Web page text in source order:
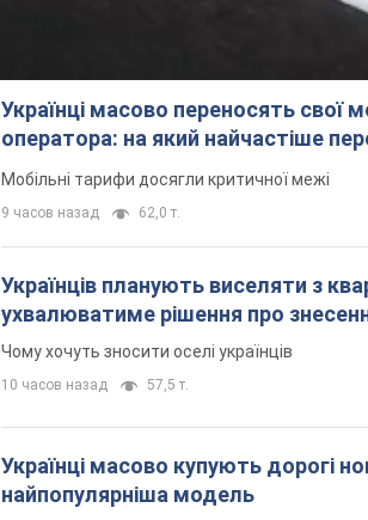
Українці масово переносять свої
оператора: на який найчастіше
Мобільні тарифи досягли критичної межі
9 часов назад 62,0 т.
Українців планують виселяти з
ухвалюватиме рішення про
Чому хочуть зносити оселі українців
10 часов назад 57,5 т.
Українці масово купують дорогі
найпопулярніша модель